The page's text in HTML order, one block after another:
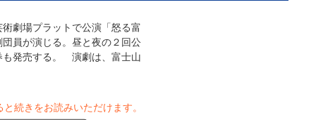
劇場プラットで公演「怒る富
員が演じる。昼と夜の２回公
も発売する。 演劇は、富士山
続きをお読みいただけます。